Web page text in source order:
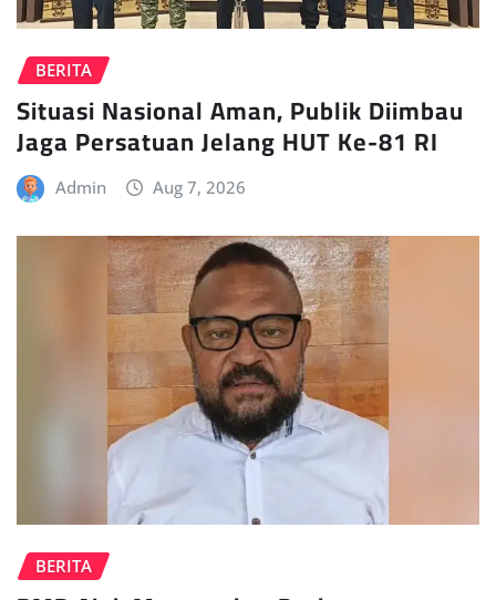
BERITA
Situasi Nasional Aman, Publik Diimbau
Jaga Persatuan Jelang HUT Ke-81 RI
Admin Aug 7, 2026
BERITA